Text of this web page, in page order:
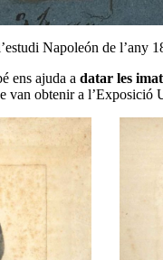
Napoleón de l’any
ens ajuda a datar les
van obtenir a l’Exposició